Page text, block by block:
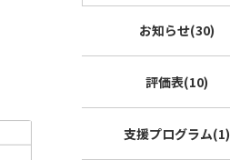
お知らせ(30)
評価表(10)
支援プログラム(1)